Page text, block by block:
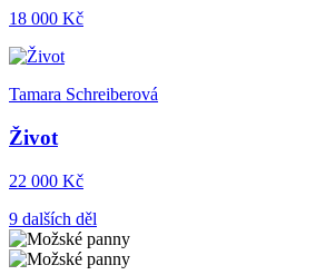
18 000 Kč
Tamara Schreiberová
Život
22 000 Kč
9 dalších děl